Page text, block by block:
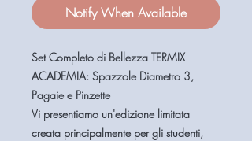
Notify When Available
Set Completo di Bellezza TERMIX
ACADEMIA: Spazzole Diametro 3,
Pagaie e Pinzette
Vi presentiamo un'edizione limitata
creata principalmente per gli studenti,